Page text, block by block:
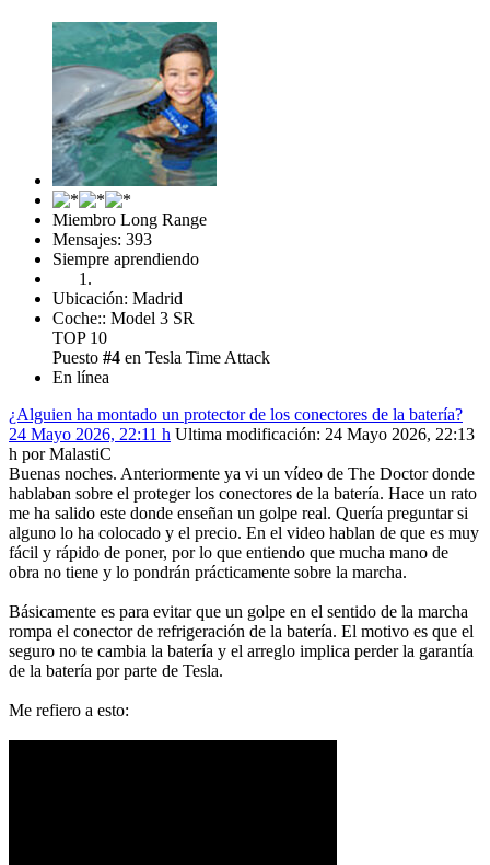
Miembro Long Range
Mensajes: 393
Siempre aprendiendo
Ubicación: Madrid
Coche:: Model 3 SR
TOP 10
Puesto #4 en Tesla Time Attack
En línea
¿Alguien ha montado un protector de los conectores de la batería?
24 Mayo 2026, 22:11 h Ultima modificación: 24 Mayo 2026, 22:13
h por MalastiC
Buenas noches. Anteriormente ya vi un vídeo de The Doctor donde
hablaban sobre el proteger los conectores de la batería. Hace un rato
me ha salido este donde enseñan un golpe real. Quería preguntar si
alguno lo ha colocado y el precio. En el video hablan de que es muy
fácil y rápido de poner, por lo que entiendo que mucha mano de
obra no tiene y lo pondrán prácticamente sobre la marcha.
Básicamente es para evitar que un golpe en el sentido de la marcha
rompa el conector de refrigeración de la batería. El motivo es que el
seguro no te cambia la batería y el arreglo implica perder la garantía
de la batería por parte de Tesla.
Me refiero a esto: